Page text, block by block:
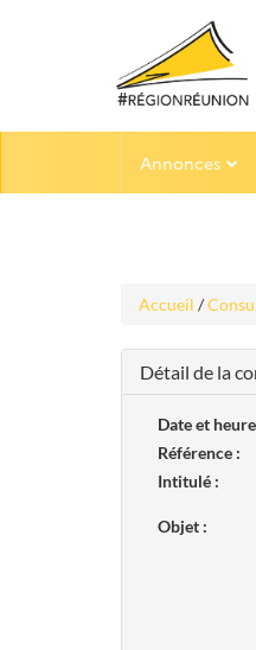
contenu
Annonces
Accueil /
Détail de la
Date et
Référence :
Intitulé :
Objet :